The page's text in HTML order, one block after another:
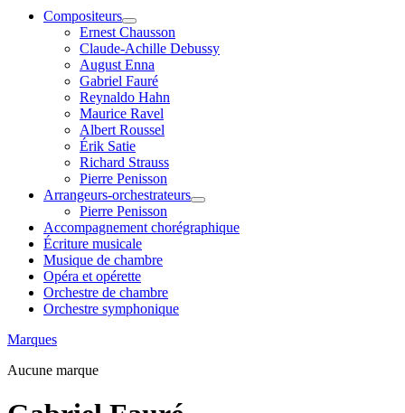
Compositeurs
Ernest Chausson
Claude-Achille Debussy
August Enna
Gabriel Fauré
Reynaldo Hahn
Maurice Ravel
Albert Roussel
Érik Satie
Richard Strauss
Pierre Penisson
Arrangeurs-orchestrateurs
Pierre Penisson
Accompagnement chorégraphique
Écriture musicale
Musique de chambre
Opéra et opérette
Orchestre de chambre
Orchestre symphonique
Marques
Aucune marque